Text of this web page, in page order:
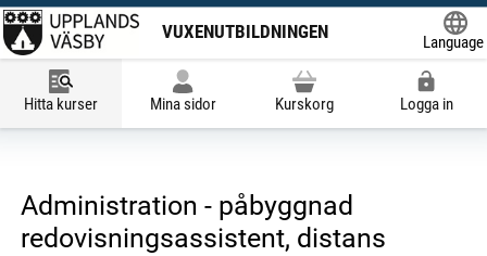
VUXENUTBILDNINGEN
Language
Hitta kurser Mina sidor Kurskorg Logga in
Administration - påbyggnad
redovisningsassistent, distans